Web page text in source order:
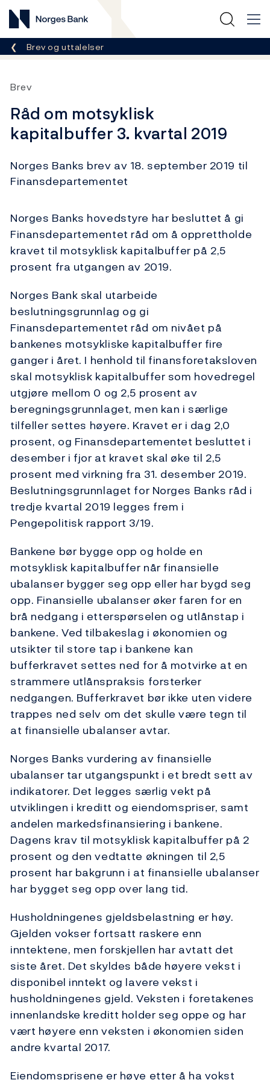
Norges Bank
Her er du nå:
Brev og uttalelser
Brev
Råd om motsyklisk
kapitalbuffer 3. kvartal 2019
Norges Banks brev av 18. september 2019 til
Finansdepartementet
Norges Banks hovedstyre har besluttet å gi
Finansdepartementet råd om å opprettholde
kravet til motsyklisk kapitalbuffer på 2,5
prosent fra utgangen av 2019.
Norges Bank skal utarbeide
beslutningsgrunnlag og gi
Finansdepartementet råd om nivået på
bankenes motsykliske kapitalbuffer fire
ganger i året. I henhold til finansforetaksloven
skal motsyklisk kapitalbuffer som hovedregel
utgjøre mellom 0 og 2,5 prosent av
beregningsgrunnlaget, men kan i særlige
tilfeller settes høyere. Kravet er i dag 2,0
prosent, og Finansdepartementet besluttet i
desember i fjor at kravet skal øke til 2,5
prosent med virkning fra 31. desember 2019.
Beslutningsgrunnlaget for Norges Banks råd i
tredje kvartal 2019 legges frem i
Pengepolitisk rapport 3/19.
Bankene bør bygge opp og holde en
motsyklisk kapitalbuffer når finansielle
ubalanser bygger seg opp eller har bygd seg
opp. Finansielle ubalanser øker faren for en
brå nedgang i etterspørselen og utlånstap i
bankene. Ved tilbakeslag i økonomien og
utsikter til store tap i bankene kan
bufferkravet settes ned for å motvirke at en
strammere utlånspraksis forsterker
nedgangen. Bufferkravet bør ikke uten videre
trappes ned selv om det skulle være tegn til
at finansielle ubalanser avtar.
Norges Banks vurdering av finansielle
ubalanser tar utgangspunkt i et bredt sett av
indikatorer. Det legges særlig vekt på
utviklingen i kreditt og eiendomspriser, samt
andelen markedsfinansiering i bankene.
Dagens krav til motsyklisk kapitalbuffer på 2
prosent og den vedtatte økningen til 2,5
prosent har bakgrunn i at finansielle ubalanser
har bygget seg opp over lang tid.
Husholdningenes gjeldsbelastning er høy.
Gjelden vokser fortsatt raskere enn
inntektene, men forskjellen har avtatt det
siste året. Det skyldes både høyere vekst i
disponibel inntekt og lavere vekst i
husholdningenes gjeld. Veksten i foretakenes
innenlandske kreditt holder seg oppe og har
vært høyere enn veksten i økonomien siden
andre kvartal 2017.
Eiendomsprisene er høye etter å ha vokst